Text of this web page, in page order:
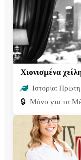
Χιονισμένα
Ιστορία: Πρώτη
🔒 Μόνο για τα